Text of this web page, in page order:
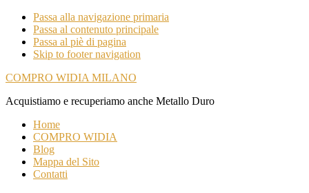
Passa alla navigazione primaria
Passa al contenuto principale
Passa al piè di pagina
Skip to footer navigation
COMPRO WIDIA MILANO
Acquistiamo e recuperiamo anche Metallo Duro
Home
COMPRO WIDIA
Blog
Mappa del Sito
Contatti